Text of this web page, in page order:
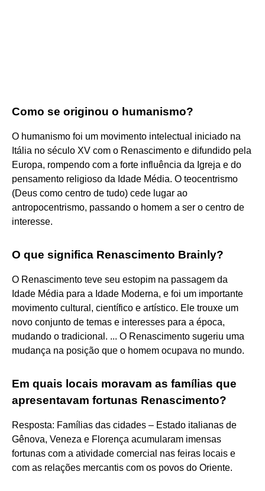
Como se originou o humanismo?
O humanismo foi um movimento intelectual iniciado na
Itália no século XV com o Renascimento e difundido pela
Europa, rompendo com a forte influência da Igreja e do
pensamento religioso da Idade Média. O teocentrismo
(Deus como centro de tudo) cede lugar ao
antropocentrismo, passando o homem a ser o centro de
interesse.
O que significa Renascimento Brainly?
O Renascimento teve seu estopim na passagem da
Idade Média para a Idade Moderna, e foi um importante
movimento cultural, científico e artístico. Ele trouxe um
novo conjunto de temas e interesses para a época,
mudando o tradicional. ... O Renascimento sugeriu uma
mudança na posição que o homem ocupava no mundo.
Em quais locais moravam as famílias que
apresentavam fortunas Renascimento?
Resposta: Famílias das cidades – Estado italianas de
Gênova, Veneza e Florença acumularam imensas
fortunas com a atividade comercial nas feiras locais e
com as relações mercantis com os povos do Oriente.